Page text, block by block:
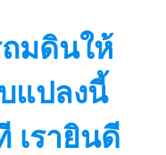
มดินให้
แปลงนี้
เรายินดี